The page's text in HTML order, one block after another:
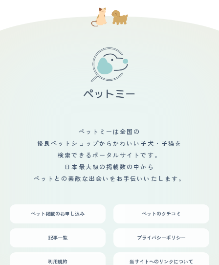
ペットミーは全国の
優良ペットショップからかわいい子犬・子猫を
検索できるポータルサイトです。
日本最大級の掲載数の中から
ペットとの素敵な出会いをお手伝いいたします。
ペット掲載のお申し込み ペットのクチコミ
記事一覧 プライバシーポリシー
利用規約 当サイトへのリンクについて